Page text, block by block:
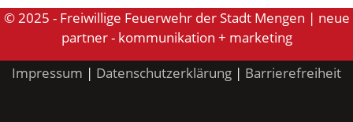
© 2025 - Freiwillige Feuerwehr der Stadt Mengen | neue
partner - kommunikation + marketing
Impressum | Datenschutzerklärung | Barrierefreiheit